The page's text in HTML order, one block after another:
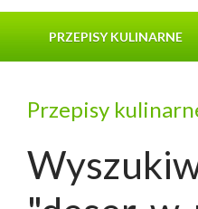
PRZEPISY KULINARNE
Przepisy